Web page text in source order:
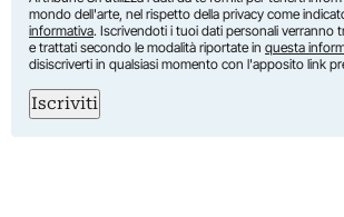
mondo dell'arte, nel rispetto della privacy come
informativa. Iscrivendoti i tuoi dati personali verranno
e trattati secondo le modalità riportate in questa
disiscriverti in qualsiasi momento con l'apposito link
Iscriviti